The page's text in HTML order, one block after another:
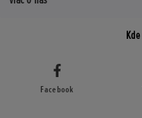
Facebook